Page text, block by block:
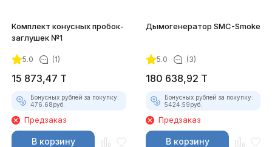
Комплект конусных пробок-
заглушек №1
5.0 (1)
15 873,47 T
Бонусных рублей за покупку:
476.68руб.
Предзаказ
В корзину
Дымогенератор SMC-Smoke
5.0 (3)
180 638,92 T
Бонусных рублей за покупку:
5424.59руб.
Предзаказ
В корзину